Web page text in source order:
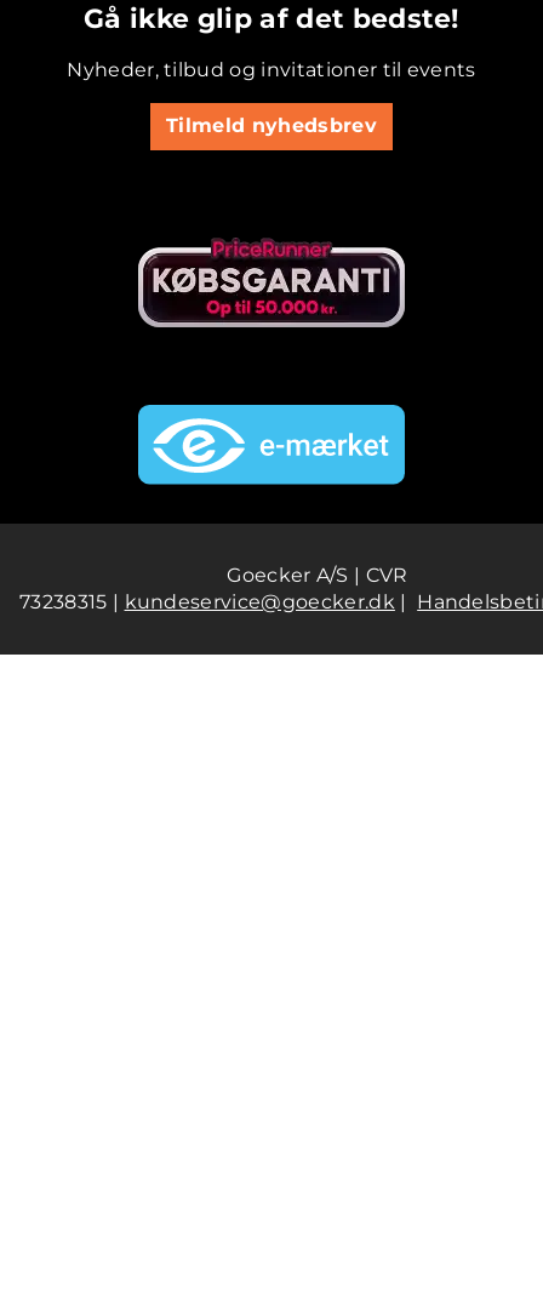
Gå ikke glip af det bedste!
Nyheder, tilbud og invitationer til events
Tilmeld nyhedsbrev
Goecker A/S | CVR
73238315 | kundeservice@goecker.dk|